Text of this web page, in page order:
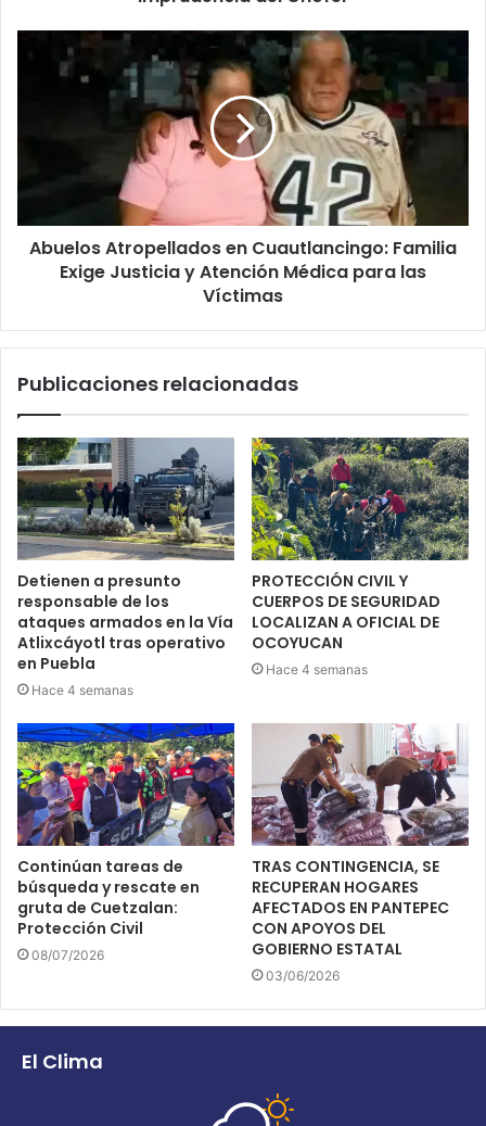
Abuelos Atropellados en Cuautlancingo: Familia
Exige Justicia y Atención Médica para las
Víctimas
Publicaciones relacionadas
Detienen a presunto
responsable de los
ataques armados en la Vía
Atlixcáyotl tras operativo
en Puebla
Hace 4 semanas
PROTECCIÓN CIVIL Y
CUERPOS DE SEGURIDAD
LOCALIZAN A OFICIAL DE
OCOYUCAN
Hace 4 semanas
Continúan tareas de
búsqueda y rescate en
gruta de Cuetzalan:
Protección Civil
08/07/2026
TRAS CONTINGENCIA, SE
RECUPERAN HOGARES
AFECTADOS EN PANTEPEC
CON APOYOS DEL
GOBIERNO ESTATAL
03/06/2026
El Clima